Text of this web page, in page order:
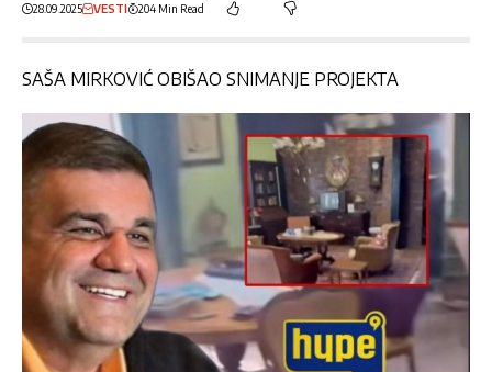
28.09.2025 VESTI 204 Min Read
SAŠA MIRKOVIĆ OBIŠAO SNIMANJE PROJEKTA